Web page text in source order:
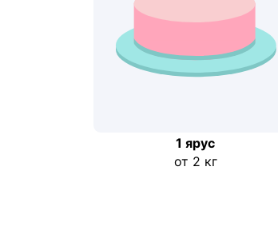
1 ярус
от 2 кг